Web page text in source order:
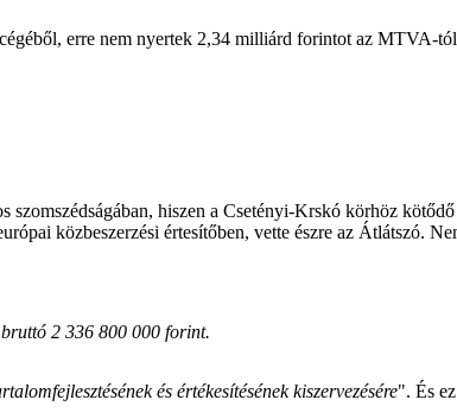
erre nem nyertek 2,34 milliárd forintot az MTVA-
szomszédságában, hiszen a Csetényi-Krskó körhöz
közbeszerzési értesítőben, vette észre az Átlátszó.
2 336 800 000 forint.
és értékesítésének kiszervezésére". És